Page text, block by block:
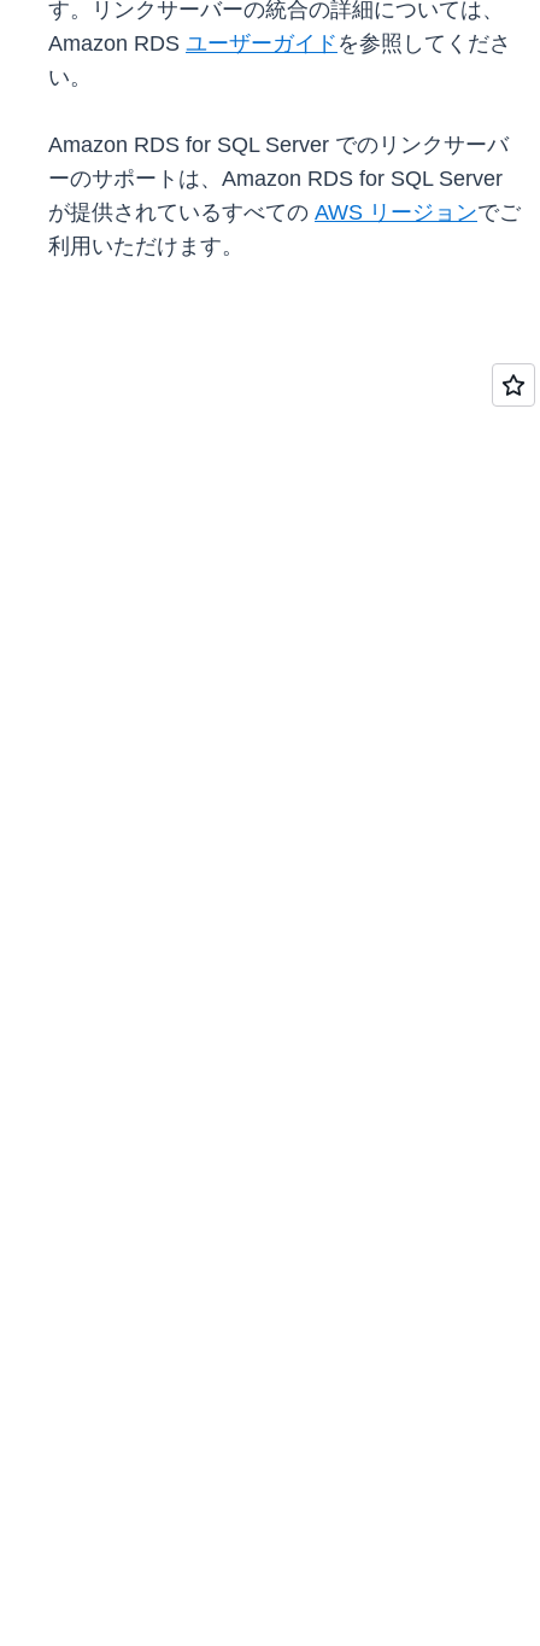
す。リンクサーバーの統合の詳細については、
Amazon RDS ユーザーガイド を参照してくださ
い。
Amazon RDS for SQL Server でのリンクサーバ
ーのサポートは、Amazon RDS for SQL Server
が提供されているすべての AWS リージョンでご
利用いただけます。